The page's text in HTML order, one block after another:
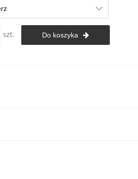
szt. Do koszyka